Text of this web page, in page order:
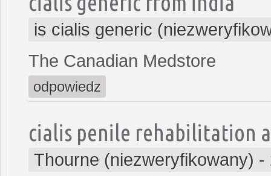
is cialis generic
The Canadian Medstore
odpowiedz
cialis penile rehabilitation
Thourne (niezweryfikowany) -